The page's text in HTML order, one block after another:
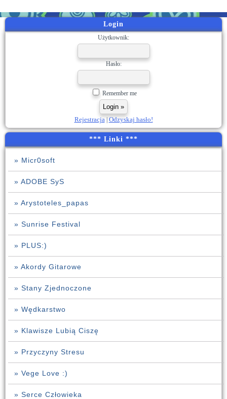
Login
Użytkownik:
Hasło:
Remember me
Rejestracja| Odzyskaj hasło!
*** Linki ***
» Micr0soft
» ADOBE SyS
» Arystoteles_papas
» Sunrise Festival
» PLUS:)
» Akordy Gitarowe
» Stany Zjednoczone
» Wędkarstwo
» Klawisze Lubią Ciszę
» Przyczyny Stresu
» Vege Love :)
» Serce Człowieka